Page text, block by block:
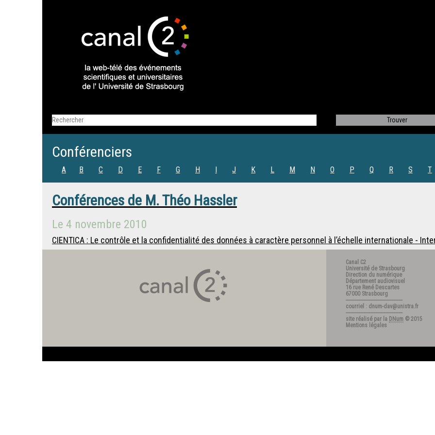
Conférenciers
A B C D E F G H I J K L M N O P Q R S T
Conférences de M.Théo Hassler
Le 4 novembre 2010
CIENTICA : Le contrôle et la confidentialité des données à caractère personnel à l’échelle internationale -
Canal C2
Université de Strasbourg
Direction du numérique
Département audiovisuel
16 rue René Descartes
67000 Strasbourg
---------------------------------------
courriel : dnum-dav@unistra.fr
---------------------------------------
site réalisé par la DNum © 2015
Mentions légales